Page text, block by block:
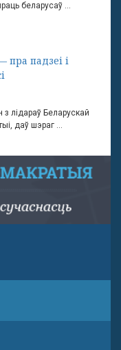
беларусаў ...
пра падзеі і
лідараў Беларускай
даў шэраг ...